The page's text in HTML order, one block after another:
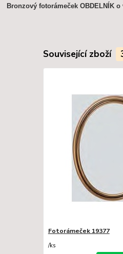
Bronzový fotorámeček OBDELNÍK
Související zboží
Fotorámeček 19377
/ks